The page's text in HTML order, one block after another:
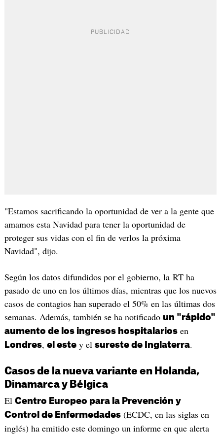
"Estamos sacrificando la oportunidad de ver a la gente que
amamos esta Navidad para tener la oportunidad de
proteger sus vidas con el fin de verlos la próxima
Navidad", dijo.
Según los datos difundidos por el gobierno, la RT ha
pasado de uno en los últimos días, mientras que los nuevos
casos de contagios han superado el 50% en las últimas dos
semanas. Además, también se ha notificado un "rápido"
aumento de los ingresos hospitalariosen
Londres, el estey el sureste de Inglaterra.
Casos de la nueva variante en Holanda,
Dinamarca y Bélgica
El Centro Europeo para la Prevención y
Control de Enfermedades(ECDC, en las siglas en
inglés) ha emitido este domingo un informe en que alerta